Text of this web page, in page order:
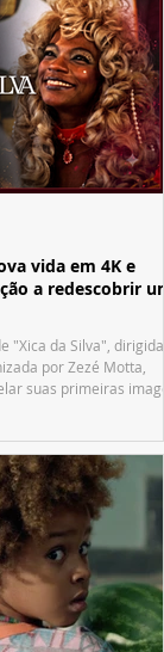
vida em 4K e
a redescobrir um
"Xica da Silva", dirigida
por Zezé Motta,
suas primeiras